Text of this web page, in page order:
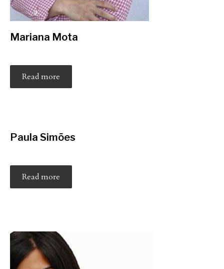
Mariana Mota
Read more
Paula Simões
Read more